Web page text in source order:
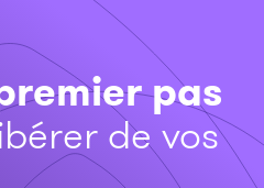
pas
de vos